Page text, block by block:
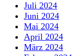
Juli 2024
Juni 2024
Mai 2024
April 2024
März 2024